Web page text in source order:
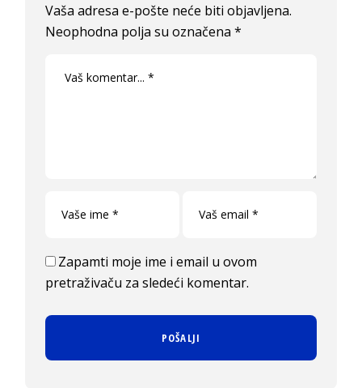
Vaša adresa e-pošte neće biti objavljena.
Neophodna polja su označena*
Zapamti moje ime i email u ovom
pretraživaču za sledeći komentar.